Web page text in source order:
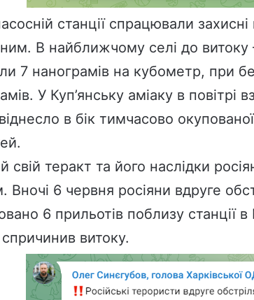
станції спрацювали захисні
В найближчому селі до витоку
7 нанограмів на кубометр, при
У Куп’янську аміаку в повітрі
віднесло в бік тимчасово
свій теракт та його наслідки
Вночі 6 червня росіяни вдруге
6 прильотів поблизу станції
витоку.